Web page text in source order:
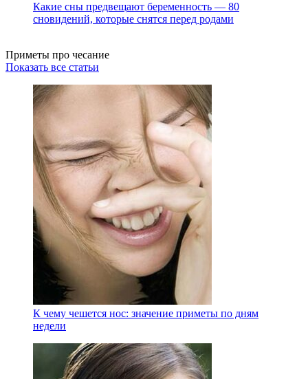
Какие сны предвещают беременность — 80
сновидений, которые снятся перед родами
Приметы про чесание
Показать все статьи
К чему чешется нос: значение приметы по дням
недели